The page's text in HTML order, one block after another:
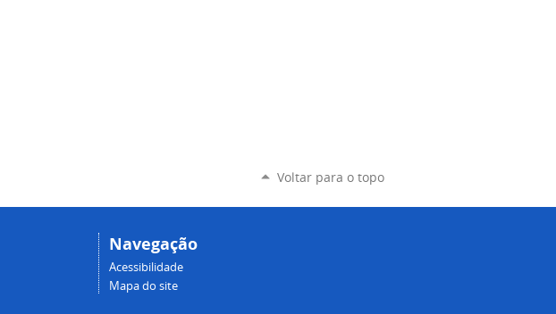
Voltar para o topo
Navegação
Acessibilidade
Mapa do site